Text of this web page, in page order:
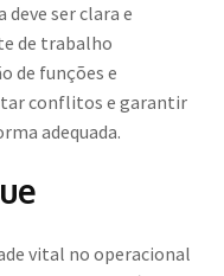
ser clara e
de trabalho
de funções e
conflitos e garantir
adequada.
vital no operacional